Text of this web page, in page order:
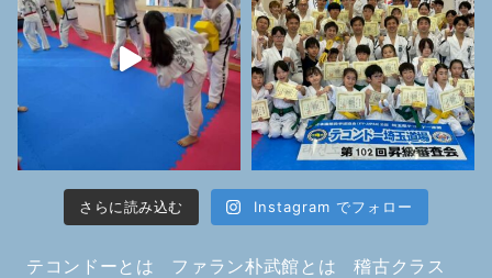
さらに読み込む Instagram でフォロー
テコンドーとは ファラン朴武館とは 稽古クラス